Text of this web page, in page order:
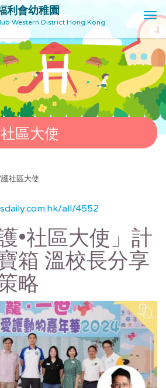
利會幼稚園
Western District Hong Kong
T
o
g
l
e
v
g
區大使
社區大使
all/4552
•社區大使」計
箱 溫校長分享
略